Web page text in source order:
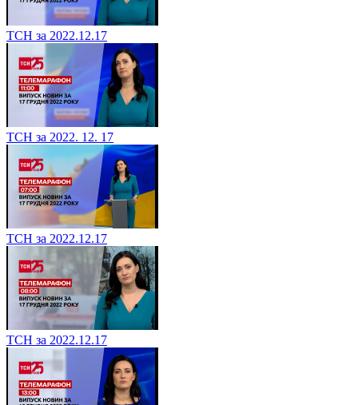
ТСН за 2022.12.17
ТСН за 2022. 12. 17
ТСН за 2022.12.17
ТСН за 2022.12.17